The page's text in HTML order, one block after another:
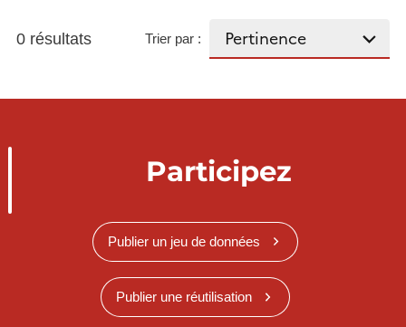
0 résultats Trier par :
Participez
Publier un jeu de données
Publier une réutilisation